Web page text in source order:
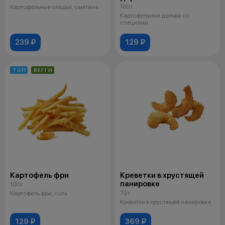
Картофельные оладьи, сметана
239 ₽
100 г
Картофельные дольки со
специями
129 ₽
ТОП ВЕГГИ
Картофель фри
100 г
Картофель фри, соль
129 ₽
Креветки в хрустящей
панировке
70 г
Креветки в хрустящей панировке
369 ₽